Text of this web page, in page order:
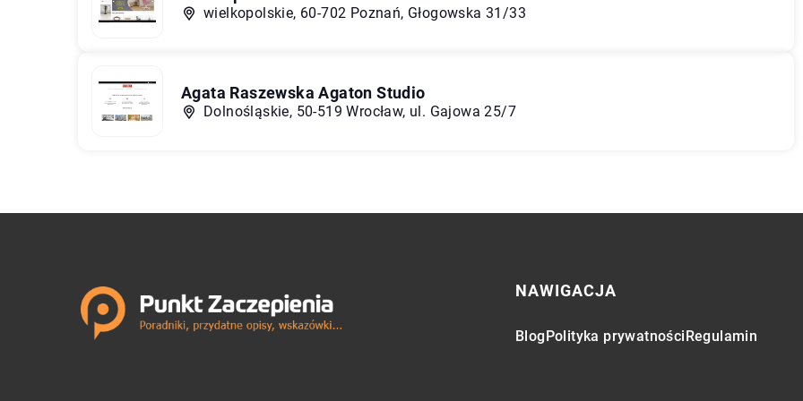
wielkopolskie, 60-702 Poznań, Głogowska 31/33
Agata Raszewska Agaton Studio
Dolnośląskie, 50-519 Wrocław, ul. Gajowa 25/7
NAWIGACJA
BlogPolityka prywatnościRegulamin